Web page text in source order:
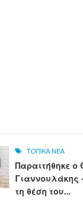
ΤΟΠΙΚΑ ΝΕΑ
Παραιτήθηκε ο
Γιαννουλάκης
τη θέση του...